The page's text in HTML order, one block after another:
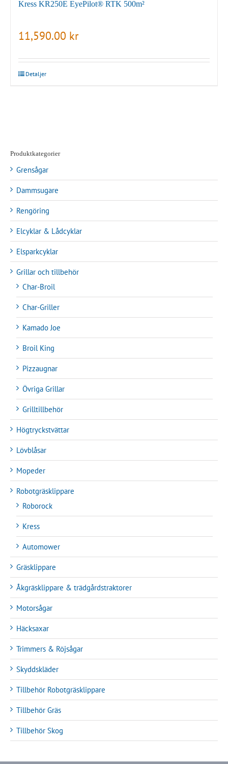
Kress KR250E EyePilot® RTK 500m²
11,590.00 kr
Detaljer
Produktkategorier
Grensågar
Dammsugare
Rengöring
Elcyklar & Lådcyklar
Elsparkcyklar
Grillar och tillbehör
Char-Broil
Char-Griller
Kamado Joe
Broil King
Pizzaugnar
Övriga Grillar
Grilltillbehör
Högtryckstvättar
Lövblåsar
Mopeder
Robotgräsklippare
Roborock
Kress
Automower
Gräsklippare
Åkgräsklippare & trädgårdstraktorer
Motorsågar
Häcksaxar
Trimmers & Röjsågar
Skyddskläder
Tillbehör Robotgräsklippare
Tillbehör Gräs
Tillbehör Skog